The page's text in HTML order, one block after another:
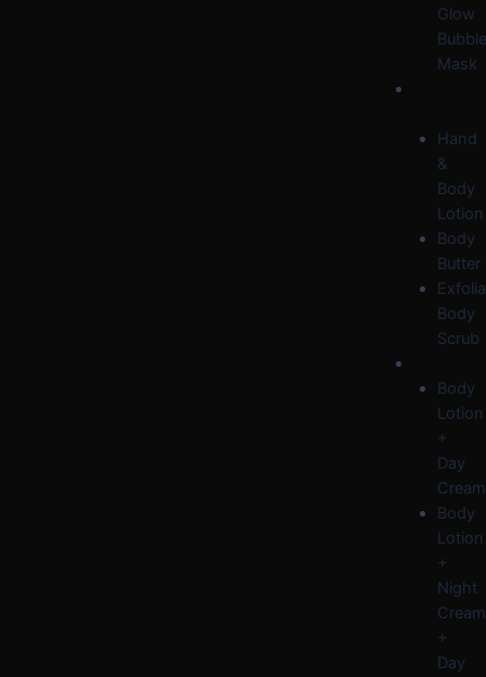
Glow
Bubble
Mask
Hand
&
Body
Lotion
Body
Butter
Body
Scrub
Body
Lotion
+
Day
Cream
Body
Lotion
+
Night
Cream
+
Day